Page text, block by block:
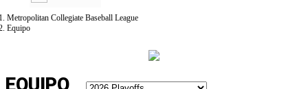
Metropolitan Collegiate Baseball League
Equipo